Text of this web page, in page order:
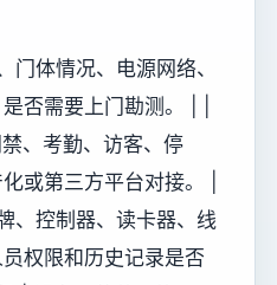
门体情况、电源网络、
否需要上门勘测。 | |
、考勤、访客、停
或第三方平台对接。 |
、控制器、读卡器、线
权限和历史记录是否